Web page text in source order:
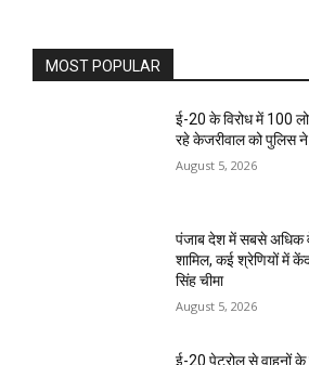
MOST POPULAR
ई-20 के विरोध में 100
रहे केजरीवाल को पुलिस ने
August 5, 2026
पंजाब देश में सबसे अधिक
शामिल, कई श्रेणियों में
सिंह चीमा
August 5, 2026
ई-20 पेट्रोल से वाहनों के